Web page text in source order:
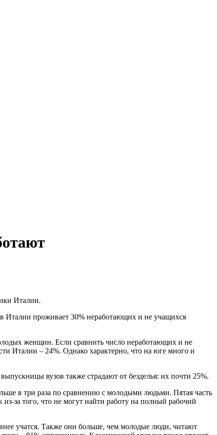
Италии.
Италии проживает 30% неработающих и не учащихся
женщин. Если сравнить число неработающих и не
Италии – 24%. Однако характерно, что на юге много и
вузов также страдают от безделья: их почти 25%.
в три раза по сравнению с молодыми людьми. Пятая часть
за того, что не могут найти работу на полный рабочий
учатся. Также они больше, чем молодые люди, читают